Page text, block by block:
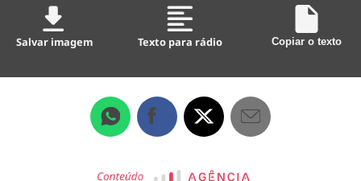
Salvar imagem Texto para rádio Copiar o texto